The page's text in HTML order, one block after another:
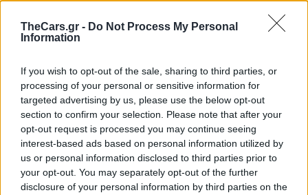
TheCars.gr - Do Not Process My Personal
Information
If you wish to opt-out of the sale, sharing to third parties, or
processing of your personal or sensitive information for
targeted advertising by us, please use the below opt-out
section to confirm your selection. Please note that after your
opt-out request is processed you may continue seeing
interest-based ads based on personal information utilized by
us or personal information disclosed to third parties prior to
your opt-out. You may separately opt-out of the further
disclosure of your personal information by third parties on the
Δείτε επίσης